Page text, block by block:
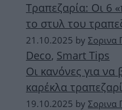
Τραπεζαρία: Οι 6
το στυλ του
21.10.2025 by Σορινα
Deco, Smart Tips
Οι κανόνες για να
καρέκλα
19.10.2025 by Σορινα